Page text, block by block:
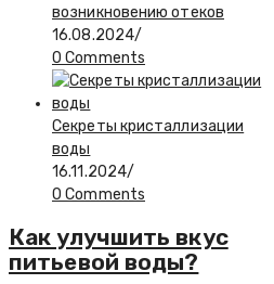
возникновению отеков
16.08.2024/
0 Comments
Секреты кристаллизации
воды
16.11.2024/
0 Comments
Как улучшить вкус
питьевой воды?